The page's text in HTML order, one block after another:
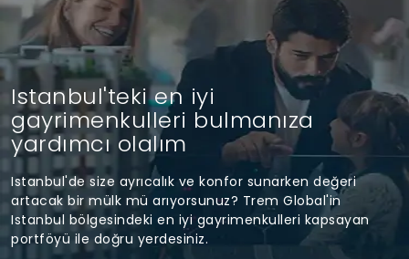
Istanbul'teki en iyi
gayrimenkulleri bulmanıza
yardımcı olalım
Istanbul'de size ayrıcalık ve konfor sunarken değeri
artacak bir mülk mü arıyorsunuz? Trem Global'in
Istanbul bölgesindeki en iyi gayrimenkulleri kapsayan
portföyü ile doğru yerdesiniz.